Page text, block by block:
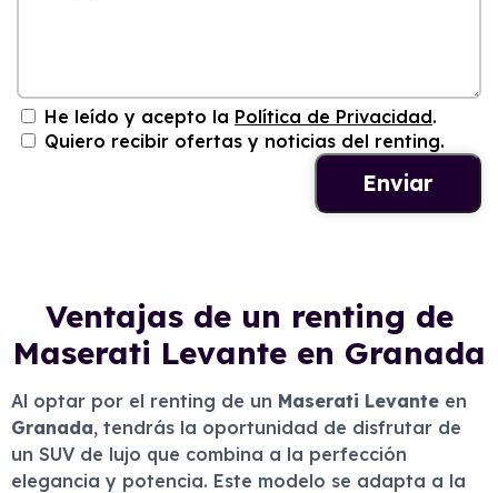
He leído y acepto la Política de Privacidad.
Quiero recibir ofertas y noticias del renting.
Ventajas de un renting de
Maserati Levante en Granada
Al optar por el renting de un Maserati Levante en
Granada, tendrás la oportunidad de disfrutar de
un SUV de lujo que combina a la perfección
elegancia y potencia. Este modelo se adapta a la